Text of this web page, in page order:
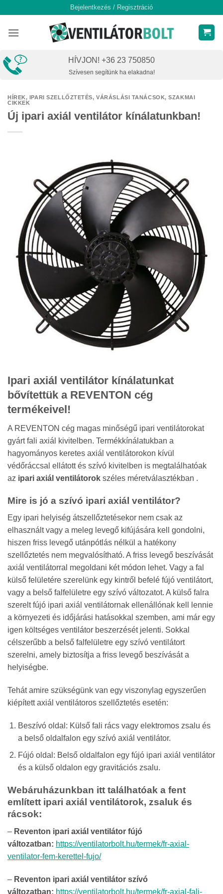
content
Bejelentkezés / Regisztráció
HÍVJON! +36 23 750850
Szívesen segítünk ha elakadna!
HÍREK, IPARI SZELLŐZTETÉS,VÁRÁSLÁSI TANÁCSOK, SZAKMAI
CIKKEK
Új ipari axiál ventilátor kínálatunkban!
Ipari axiál ventilátor kínálatunkat
bővítettük a REVENTON cég
termékeivel!
A REVENTON cég magas minőségű ipari ventilátorokat
gyárt fali axiál kivitelben. Termékkínálatukban a
hagyományos keretes axiál ventilátorokon kívül
védőráccsal ellátott és szívó kivitelben is megtalálhatóak
az ipari axiál ventilátorok széles méretválasztékban .
Mire is jó a szívó ipari axiál ventilátor?
Egy ipari helyiség átszellőztetésekor nem csak az
elhasznált vagy a meleg levegő kifújására kell gondolni,
hiszen friss levegő utánpótlás nélkül a hatékony
szellőztetés nem megvalósítható. A friss levegő beszívását
axiál ventilátorral megoldani két módon lehet. Vagy a fal
külső felületére szerelünk egy kintről befelé fújó ventilátort,
vagy a belső falfelületre egy szívó változatot. A külső falra
szerelt fújó ipari axiál ventilátornak ellenállónak kell lennie
a környezeti és időjárási hatásokkal szemben, ami már egy
igen költséges ventilátor beszerzését jelenti. Sokkal
célszerűbb a belső falfelületre egy szívó ventilátort
szerelni, amely biztosítja a friss levegő beszívását a
helyiségbe.
Tehát amire szükségünk van egy viszonylag egyszerűen
kiépített axiál ventilátoros szellőztetés esetén:
Beszívó oldal: Külső fali rács vagy elektromos zsalu és
a belső oldalfalon egy szívó axiál ventilátor.
Fújó oldal: Belső oldalfalon egy fújó ipari axiál ventilátor
és a külső oldalon egy gravitációs zsalu.
Webáruházunkban itt találhatóak a fent
említett ipari axiál ventilátorok, zsaluk és
rácsok:
– Reventon ipari axiál ventilátor fújó
változatban: https://ventilatorbolt.hu/termek/fr-axial-
ventilator-fem-kerettel-fujo/
– Reventon ipari axiál ventilátor szívó
változatban: https://ventilatorbolt.hu/termek/fr-axial-fali-